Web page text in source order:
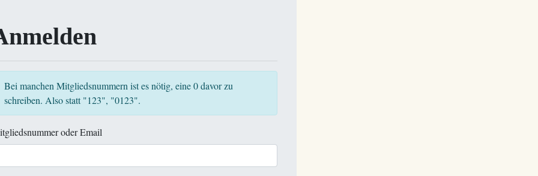
Bei manchen Mitgliedsnummern ist es nötig, eine 0 davor zu
schreiben. Also statt "123", "0123".
oder Email